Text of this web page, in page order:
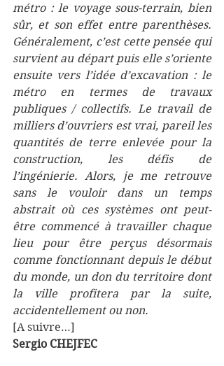
métro : le voyage sous-terrain, bien
sûr, et son effet entre parenthèses.
Généralement, c’est cette pensée qui
survient au départ puis elle s’oriente
ensuite vers l’idée d’excavation : le
métro en termes de travaux
publiques / collectifs. Le travail de
milliers d’ouvriers est vrai, pareil les
quantités de terre enlevée pour la
construction, les défis de
l’ingénierie. Alors, je me retrouve
sans le vouloir dans un temps
abstrait où ces systèmes ont peut-
être commencé à travailler chaque
lieu pour être perçus désormais
comme fonctionnant depuis le début
du monde, un don du territoire dont
la ville profitera par la suite,
accidentellement ou non.
[A suivre…]
Sergio CHEJFEC